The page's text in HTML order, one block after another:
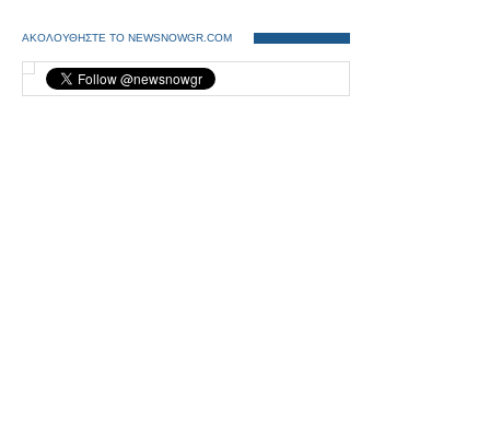
ΑΚΟΛΟΥΘΗΣΤΕ ΤΟ NEWSNOWGR.COM